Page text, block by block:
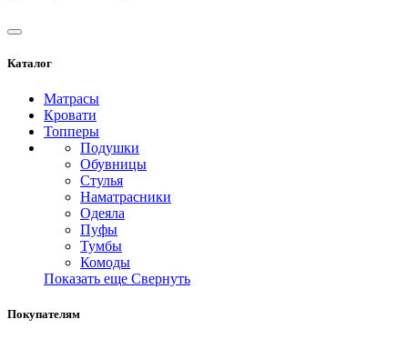
Каталог
Матрасы
Кровати
Топперы
Подушки
Обувницы
Стулья
Наматрасники
Одеяла
Пуфы
Тумбы
Комоды
Показать еще Свернуть
Покупателям